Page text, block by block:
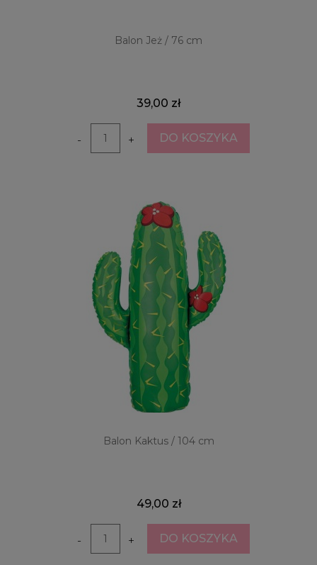
Balon Jeż / 76 cm
39,00 zł
- + DO KOSZYKA
Balon Kaktus / 104 cm
49,00 zł
- + DO KOSZYKA